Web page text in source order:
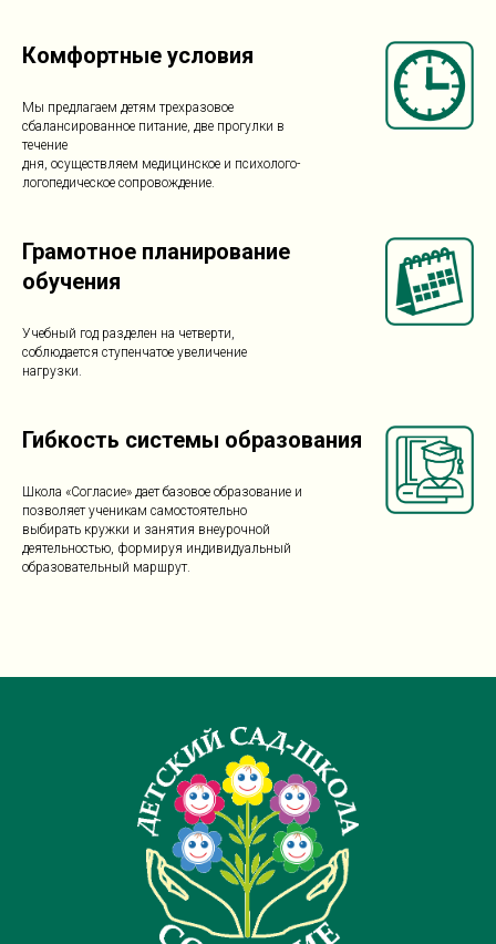
Комфортные условия
Мы предлагаем детям трехразовое
сбалансированное питание, две прогулки в
течение
дня, осуществляем медицинское и психолого-
логопедическое сопровождение.
Грамотное планирование
обучения
Учебный год разделен на четверти,
соблюдается ступенчатое увеличение
нагрузки.
Гибкость системы образования
Школа «Согласие» дает базовое образование и
позволяет ученикам самостоятельно
выбирать кружки и занятия внеурочной
деятельностью, формируя индивидуальный
образовательный маршрут.